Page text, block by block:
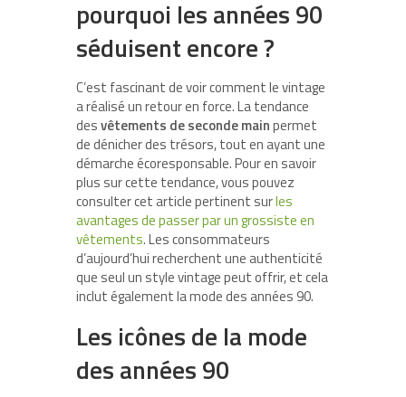
pourquoi les années 90
séduisent encore ?
C’est fascinant de voir comment le vintage
a réalisé un retour en force. La tendance
desvêtements de seconde mainpermet
de dénicher des trésors, tout en ayant une
démarche écoresponsable. Pour en savoir
plus sur cette tendance, vous pouvez
consulter cet article pertinent surles
avantages de passer par un grossiste en
vêtements. Les consommateurs
d’aujourd’hui recherchent une authenticité
que seul un style vintage peut offrir, et cela
inclut également la mode des années 90.
Les icônes de la mode
des années 90